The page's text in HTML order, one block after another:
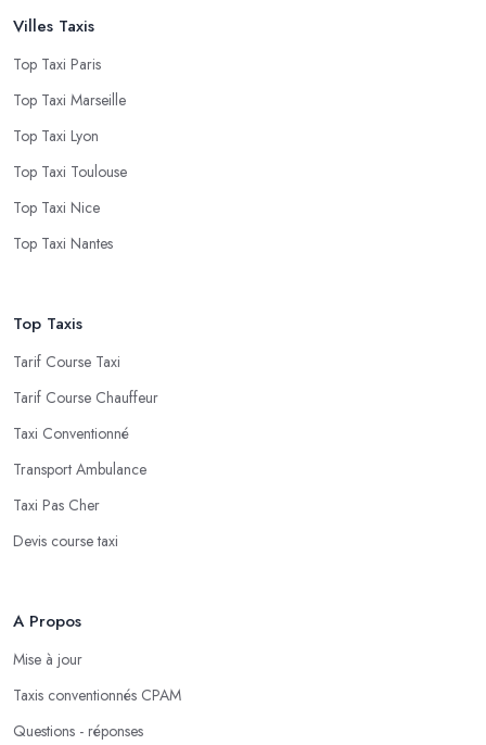
Villes Taxis
Top Taxi Paris
Top Taxi Marseille
Top Taxi Lyon
Top Taxi Toulouse
Top Taxi Nice
Top Taxi Nantes
Top Taxis
Tarif Course Taxi
Tarif Course Chauffeur
Taxi Conventionné
Transport Ambulance
Taxi Pas Cher
Devis course taxi
A Propos
Mise à jour
Taxis conventionnés CPAM
Questions - réponses